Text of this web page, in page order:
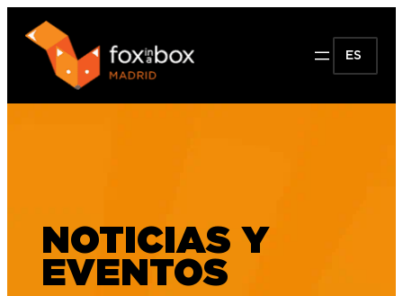
ES
NOTICIAS Y
EVENTOS